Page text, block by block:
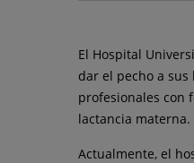
El Hospital
dar el pecho a
profesionales con
lactancia materna.
Actualmente, el